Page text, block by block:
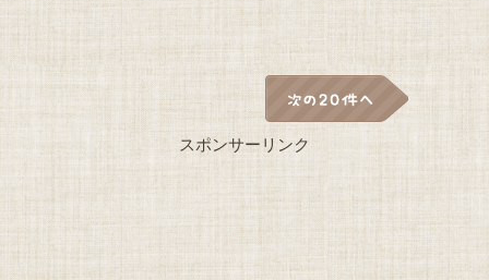
スポンサーリンク